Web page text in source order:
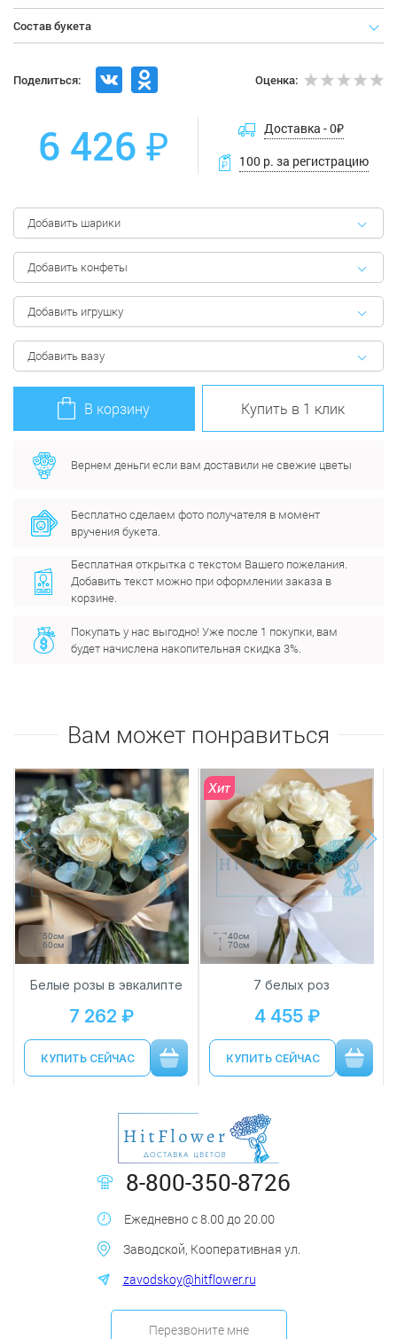
Состав букета
Поделиться: Оценка:
6 426 ₽ Доставка -0₽
100 р. за регистрацию
Добавить шарики
Добавить конфеты
Добавить игрушку
Добавить вазу
В корзину Купить в 1 клик
Вернем деньги если вам доставили не свежие цветы
Бесплатно сделаем фото получателя в момент
вручения букета.
Бесплатная открытка с текстом Вашего пожелания.
Добавить текст можно при оформлении заказа в
корзине.
Покупать у нас выгодно! Уже после 1 покупки, вам
будет начислена накопительная скидка 3%.
Вам может понравиться
prev next
50см
60см
Белые розы в эвкалипте
7 262 ₽
КУПИТЬ СЕЙЧАС
Хит
40см
70см
7 белых роз
4 455 ₽
КУПИТЬ СЕЙЧАС
8-800-350-8726
Ежедневно с 8.00 до 20.00
Заводской, Кооперативная ул.
zavodskoy@hitflower.ru
Перезвоните мне